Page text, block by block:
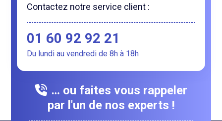
Contactez notre service client :
01 60 92 92 21
Du lundi au vendredi de 8h à 18h
… ou faites vous rappeler
par l'un de nos experts !